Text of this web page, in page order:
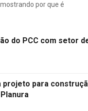
por que é
do PCC com setor
projeto para